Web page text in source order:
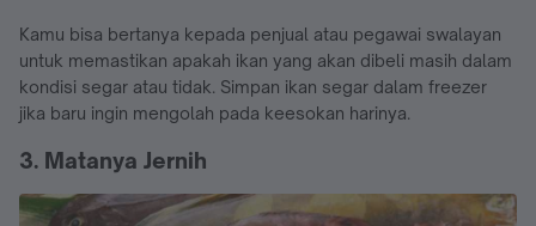
Kamu bisa bertanya kepada penjual atau pegawai swalayan
untuk memastikan apakah ikan yang akan dibeli masih dalam
kondisi segar atau tidak. Simpan ikan segar dalam freezer
jika baru ingin mengolah pada keesokan harinya.
3. Matanya Jernih